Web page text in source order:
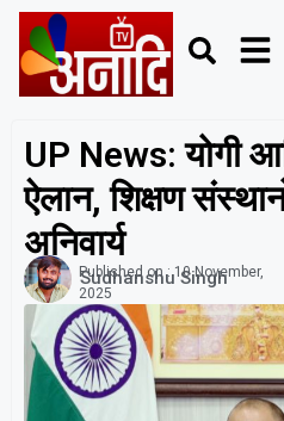
UP News: योगी
ऐलान, शिक्षण
अनिवार्य
Sudhanshu Singh
Published on : 10 November,
2025